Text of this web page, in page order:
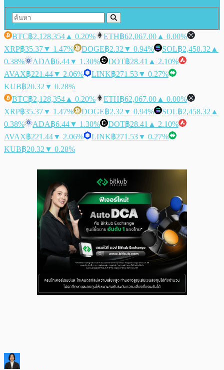
BTC฿2,128,354 ▲ 0.20% ETH฿62,067.00 ▲ 0.00%
XRP฿35.37▼ 1.47% DOGE฿2.32 ▼ 0.94% SOL฿2,458.32 ▲
0.38%
ADA฿6.44▼ 1.30% DOT฿28.41 ▲ 2.10%
AVAX฿221.44▼ 2.06% LINK฿271.53▼ 0.27%
KUB฿20.32 ▼ 0.28%
BTC฿2,128,354 ▲ 0.20% ETH฿62,067.00 ▲ 0.00%
XRP฿35.37▼ 1.47% DOGE฿2.32 ▼ 0.94% SOL฿2,458.32 ▲
0.38%
ADA฿6.44▼ 1.30% DOT฿28.41 ▲ 2.10%
AVAX฿221.44▼ 2.06% LINK฿271.53▼ 0.27%
KUB฿20.32 ▼ 0.28%